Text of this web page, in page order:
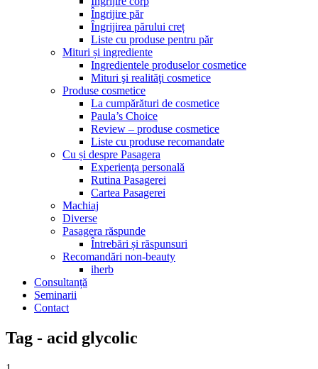
Îngrijire păr
Îngrijirea părului creț
Liste cu produse pentru păr
Mituri și ingrediente
Ingredientele produselor cosmetice
Mituri şi realităţi cosmetice
Produse cosmetice
La cumpărături de cosmetice
Paula’s Choice
Review – produse cosmetice
Liste cu produse recomandate
Cu și despre Pasagera
Experienţa personală
Rutina Pasagerei
Cartea Pasagerei
Machiaj
Diverse
Pasagera răspunde
Întrebări și răspunsuri
Recomandări non-beauty
iherb
Consultanță
Seminarii
Contact
Tag - acid glycolic